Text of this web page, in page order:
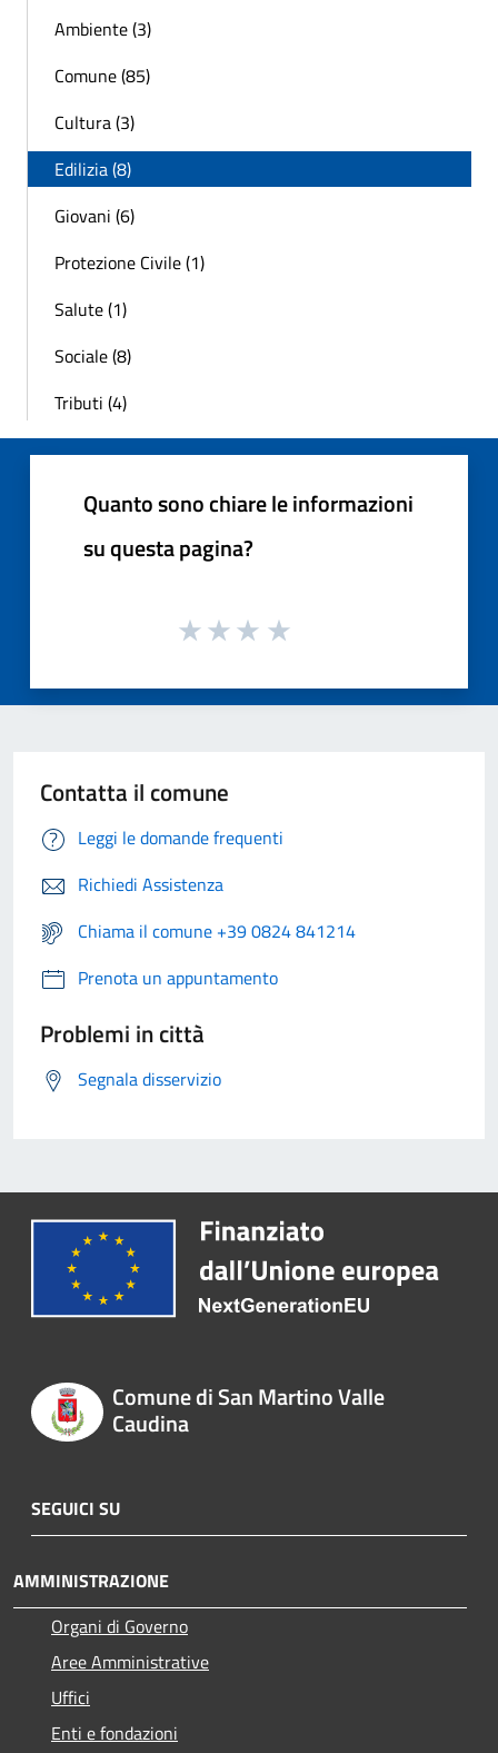
Ambiente (3)
Comune (85)
Cultura (3)
Edilizia (8)
Giovani (6)
Protezione Civile (1)
Salute (1)
Sociale (8)
Tributi (4)
Quanto sono chiare le informazioni
su questa pagina?
Contatta il comune
Leggi le domande frequenti
Richiedi Assistenza
Chiama il comune +39 0824 841214
Prenota un appuntamento
Problemi in città
Segnala disservizio
Comune di San Martino Valle
Caudina
SEGUICI SU
AMMINISTRAZIONE
Organi di Governo
Aree Amministrative
Uffici
Enti e fondazioni